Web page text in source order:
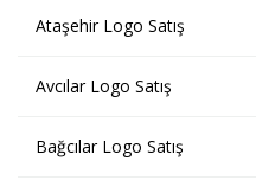
Ataşehir Logo Satış
Avcılar Logo Satış
Bağcılar Logo Satış